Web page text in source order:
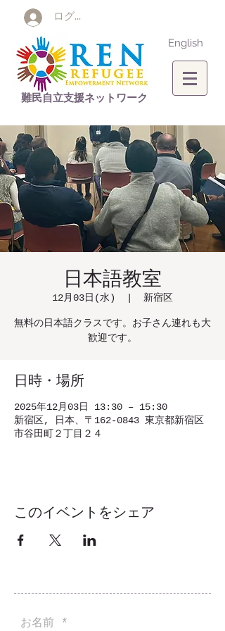
ログイン
English
難民自立支援ネットワーク
日本語教室
12月03日(水) 新宿区
無料の日本語クラスです。お子さん連れも大
歓迎です。
日時・場所
2025年12月03日 13:30 – 15:30
新宿区, 日本、〒162-0843 東京都新宿区
市谷田町２丁目２４
このイベントをシェア